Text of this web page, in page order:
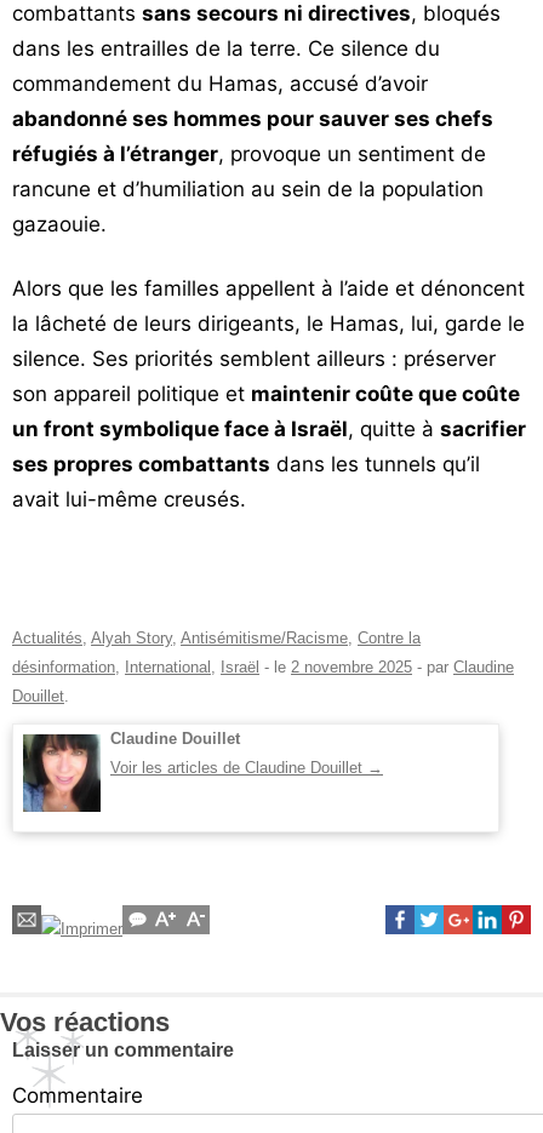
combattants sans secours ni directives, bloqués
dans les entrailles de la terre. Ce silence du
commandement du Hamas, accusé d’avoir
abandonné ses hommes pour sauver ses chefs
réfugiés à l’étranger, provoque un sentiment de
rancune et d’humiliation au sein de la population
gazaouie.
Alors que les familles appellent à l’aide et dénoncent
la lâcheté de leurs dirigeants, le Hamas, lui, garde le
silence. Ses priorités semblent ailleurs : préserver
son appareil politique et maintenir coûte que coûte
un front symbolique face à Israël, quitte à sacrifier
ses propres combattants dans les tunnels qu’il
avait lui-même creusés.
Actualités, Alyah Story, Antisémitisme/Racisme, Contre la
désinformation, International , Israël - le 2 novembre 2025 - par Claudine
Douillet.
Claudine Douillet
Voir les articles de Claudine Douillet →
Vos réactions
Laisser un commentaire
Commentaire